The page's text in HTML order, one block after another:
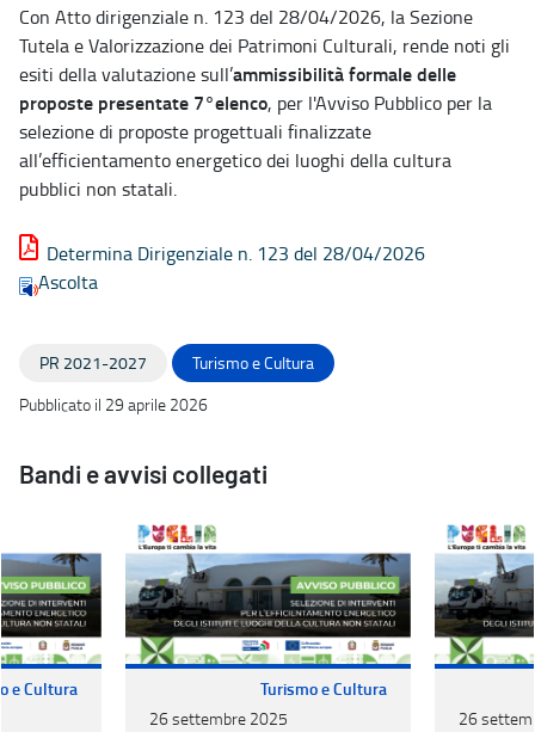
Con Atto dirigenziale n. 123 del 28/04/2026, la Sezione
Tutela e Valorizzazione dei Patrimoni Culturali, rende noti gli
esiti della valutazione sull’ammissibilità formale delle
proposte presentate 7°elenco, per l'Avviso Pubblico per la
selezione di proposte progettuali finalizzate
all’efficientamento energetico dei luoghi della cultura
pubblici non statali.
Determina Dirigenziale n. 123 del 28/04/2026
Ascolta
PR 2021-2027
Turismo e Cultura
Pubblicato il 29 aprile 2026
Bandi e avvisi collegati
e Cultura
Turismo e Cultura
26 settembre 2025
26